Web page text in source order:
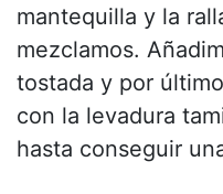
mantequilla y la
mezclamos.
tostada y por
con la levadura
hasta conseguir